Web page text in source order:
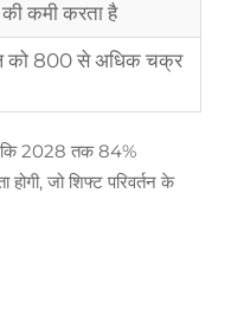
कमी करता है
को 800 से अधिक चक्र
कि 2028 तक 84%
जो शिफ्ट परिवर्तन के